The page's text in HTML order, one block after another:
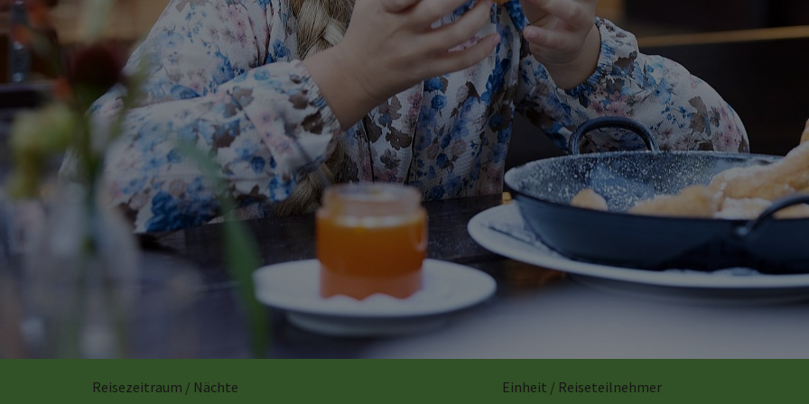
Reisezeitraum / Nächte Einheit / Reiseteilnehmer